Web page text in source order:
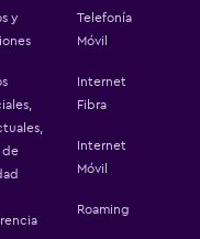
y
de
Telefonía
Móvil
Internet
Fibra
Internet
Móvil
Roaming